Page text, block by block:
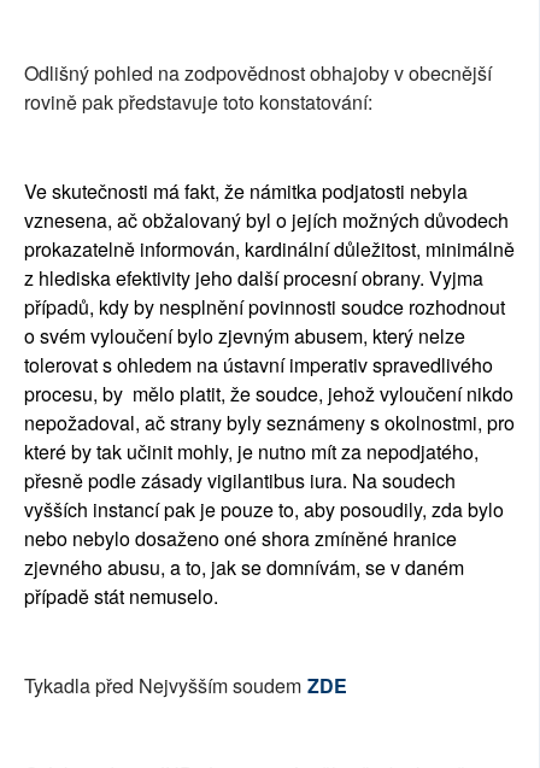
Odlišný pohled na zodpovědnost obhajoby v obecnější
rovině pak představuje toto konstatování:
Ve skutečnosti má fakt, že námitka podjatosti nebyla
vznesena, ač obžalovaný byl o jejích možných důvodech
prokazatelně informován, kardinální důležitost, minimálně
z hlediska efektivity jeho další procesní obrany. Vyjma
případů, kdy by nesplnění povinnosti soudce rozhodnout
o svém vyloučení bylo zjevným abusem, který nelze
tolerovat s ohledem na ústavní imperativ spravedlivého
procesu, by mělo platit, že soudce, jehož vyloučení nikdo
nepožadoval, ač strany byly seznámeny s okolnostmi, pro
které by tak učinit mohly, je nutno mít za nepodjatého,
přesně podle zásady vigilantibus iura. Na soudech
vyšších instancí pak je pouze to, aby posoudily, zda bylo
nebo nebylo dosaženo oné shora zmíněné hranice
zjevného abusu, a to, jak se domnívám, se v daném
případě stát nemuselo.
Tykadla před Nejvyšším soudem ZDE